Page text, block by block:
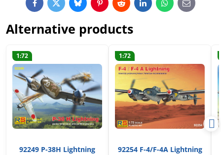
FacebookTwitterBlueskyPinterestRedditLinkedInWhatsApp
E-
mail
Alternative products
1:72
92249 P-38H Lightning
1:72
92254 F-4/F-4A Lightning